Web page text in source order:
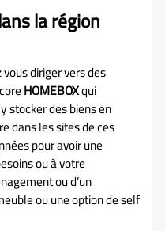
la région
diriger vers des
HOMEBOXqui
stocker des biens en
dans les sites de ces
pour avoir une
ou à votre
ou d’un
ou une option de self